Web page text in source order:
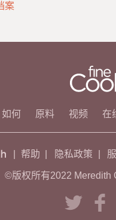
案
如何 原料 视频 在
帮助 隐私政策
©版权所有2022 Meredith